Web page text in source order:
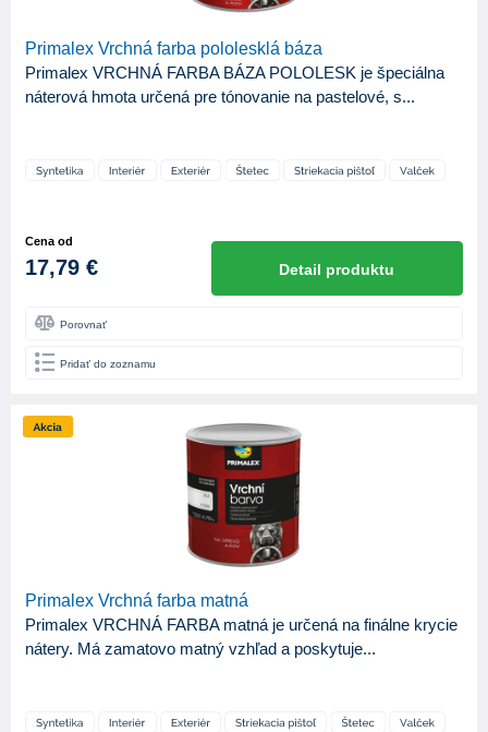
Primalex Vrchná farba pololesklá báza
Primalex VRCHNÁ FARBA BÁZA POLOLESK je špeciálna
náterová hmota určená pre tónovanie na pastelové, s...
Cena od
17,79 € Detail produktu
Porovnať
Pridať do zoznamu
Primalex Vrchná farba matná
Primalex VRCHNÁ FARBA matná je určená na finálne krycie
nátery. Má zamatovo matný vzhľad a poskytuje...